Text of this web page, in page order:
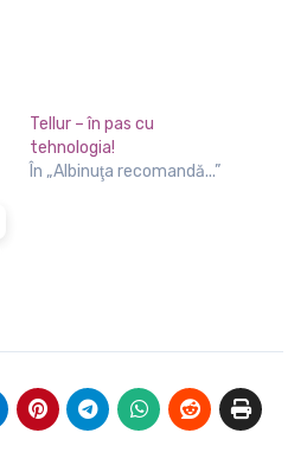
Tellur – în pas cu
tehnologia!
În „Albinuţa recomandă...”